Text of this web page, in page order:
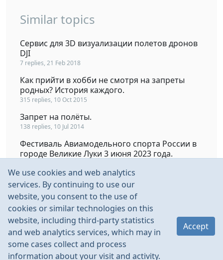
Similar topics
Сервис для 3D визуализации полетов дронов
DJI
7 replies, 21 Feb 2018
Как прийти в хобби не смотря на запреты
родных? История каждого.
315 replies, 10 Oct 2015
Запрет на полёты.
138 replies, 10 Jul 2014
Фестиваль Авиамодельного спорта России в
городе Великие Луки 3 июня 2023 года.
15 августа соревнование по воздушному бою
в классе СОЮЗ 500 посвященные Дня
Воздушного флота России в Уральском
регионе.
14 replies, 27 Sep 2015
We use cookies and web analytics
services. By continuing to use our
website, you consent to the use of
cookies or similar technologies on this
website, including third-party statistics
and web analytics services, which may in
some cases collect and process
information about your visit and activity.
Accept